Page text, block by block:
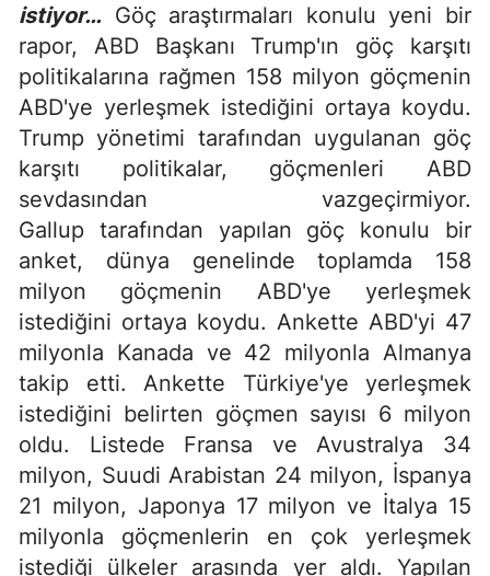
istiyor… Göç araştırmaları konulu yeni bir
rapor, ABD Başkanı Trump'ın göç karşıtı
politikalarına rağmen 158 milyon göçmenin
ABD'ye yerleşmek istediğini ortaya koydu.
Trump yönetimi tarafından uygulanan göç
karşıtı politikalar, göçmenleri ABD
sevdasından vazgeçirmiyor.
Gallup tarafından yapılan göç konulu bir
anket, dünya genelinde toplamda 158
milyon göçmenin ABD'ye yerleşmek
istediğini ortaya koydu. Ankette ABD'yi 47
milyonla Kanada ve 42 milyonla Almanya
takip etti. Ankette Türkiye'ye yerleşmek
istediğini belirten göçmen sayısı 6 milyon
oldu. Listede Fransa ve Avustralya 34
milyon, Suudi Arabistan 24 milyon, İspanya
21 milyon, Japonya 17 milyon ve İtalya 15
milyonla göçmenlerin en çok yerleşmek
istediği ülkeler arasında yer aldı. Yapılan